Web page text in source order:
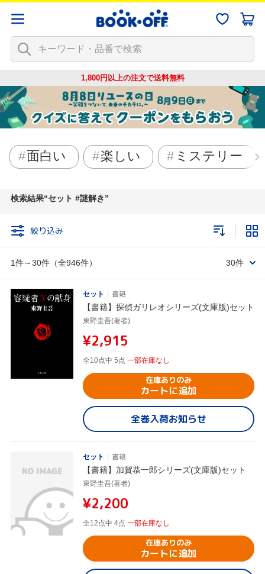
1,800円以上の注文で送料無料
面白い 楽しい ミステリー
検索結果 セット #謎解き
絞り込み
1件～30件（全946件） 30件
セット 書籍
【書籍】探偵ガリレオシリーズ(文庫版)セット
東野圭吾(著者)
¥2,915
全10点中 5点 一部在庫なし
在庫ありのみ
カートに追加
全巻入荷お知らせ
セット 書籍
【書籍】加賀恭一郎シリーズ(文庫版)セット
東野圭吾(著者)
¥2,200
全12点中 4点 一部在庫なし
在庫ありのみ
カートに追加